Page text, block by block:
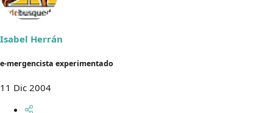
Isabel Herrán
e-mergencista experimentado
11 Dic 2004